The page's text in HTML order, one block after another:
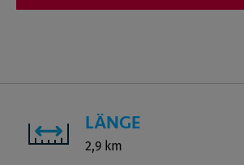
LÄNGE
2,9 km